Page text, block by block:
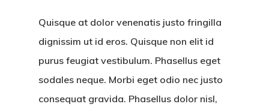
Quisque at dolor venenatis justo fringilla
dignissim ut id eros. Quisque non elit id
purus feugiat vestibulum. Phasellus eget
sodales neque. Morbi eget odio nec justo
consequat gravida. Phasellus dolor nisl,